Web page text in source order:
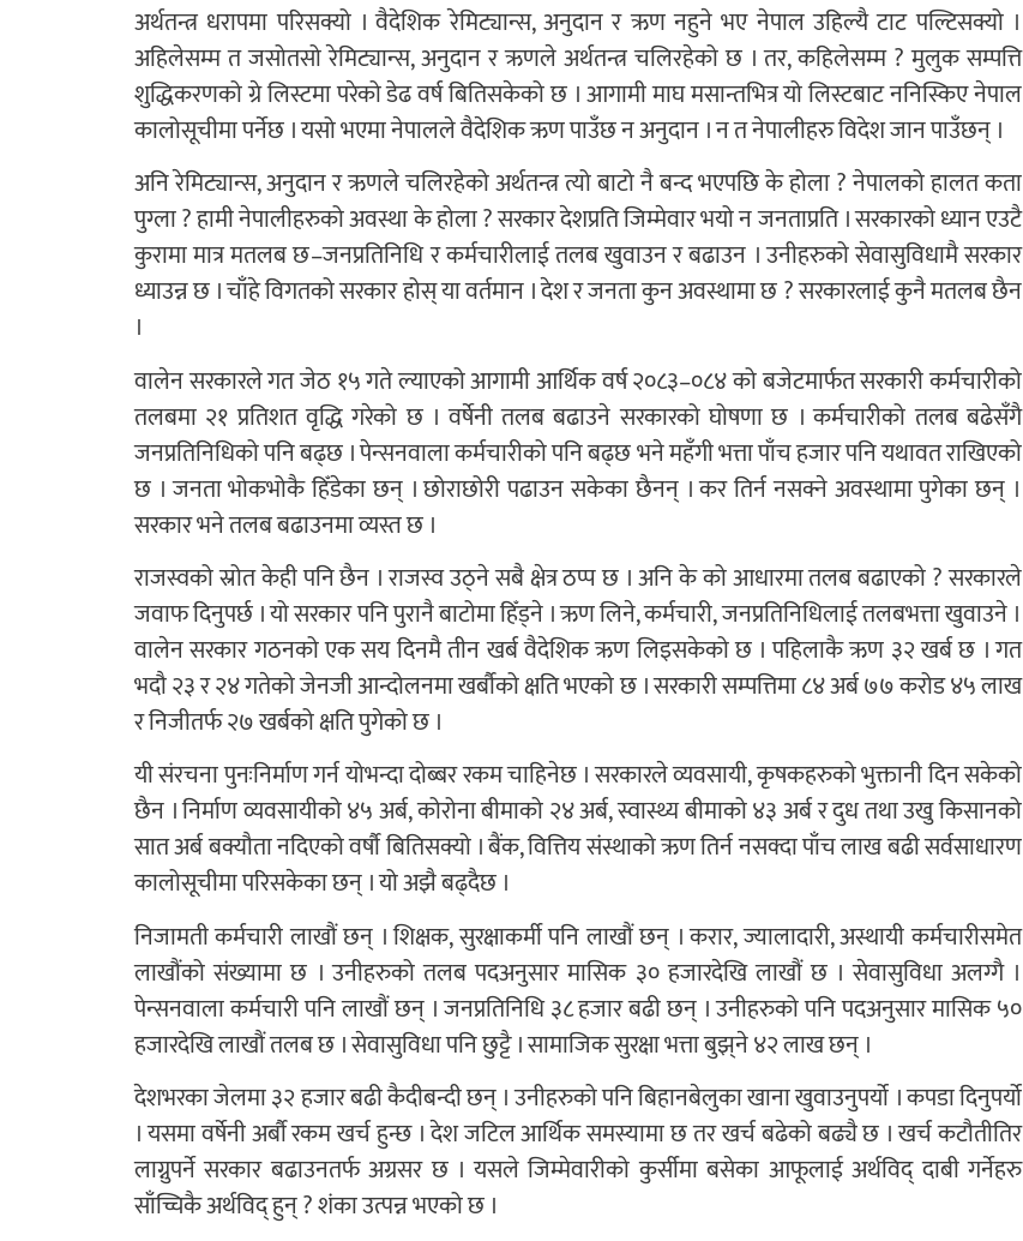
अर्थतन्त्र धरापमा परिसक्यो । वैदेशिक रेमिट्यान्स, अनुदान र ऋण नहुने भए नेपाल उहिल्यै टाट पल्टिसक्यो ।
अहिलेसम्म त जसोतसो रेमिट्यान्स, अनुदान र ऋणले अर्थतन्त्र चलिरहेको छ । तर, कहिलेसम्म ? मुलुक सम्पत्ति
शुद्धिकरणको ग्रे लिस्टमा परेको डेढ वर्ष बितिसकेको छ । आगामी माघ मसान्तभित्र यो लिस्टबाट ननिस्किए नेपाल
कालोसूचीमा पर्नेछ । यसो भएमा नेपालले वैदेशिक ऋण पाउँछ न अनुदान । न त नेपालीहरु विदेश जान पाउँछन् ।
अनि रेमिट्यान्स, अनुदान र ऋणले चलिरहेको अर्थतन्त्र त्यो बाटो नै बन्द भएपछि के होला ? नेपालको हालत कता
पुग्ला ? हामी नेपालीहरुको अवस्था के होला ? सरकार देशप्रति जिम्मेवार भयो न जनताप्रति । सरकारको ध्यान एउटै
कुरामा मात्र मतलब छ–जनप्रतिनिधि र कर्मचारीलाई तलब खुवाउन र बढाउन । उनीहरुको सेवासुविधामै सरकार
ध्याउन्न छ । चाँहे विगतको सरकार होस् या वर्तमान । देश र जनता कुन अवस्थामा छ ? सरकारलाई कुनै मतलब छैन
।
वालेन सरकारले गत जेठ १५ गते ल्याएको आगामी आर्थिक वर्ष २०८३–०८४ को बजेटमार्फत सरकारी कर्मचारीको
तलबमा २१ प्रतिशत वृद्धि गरेको छ । वर्षेनी तलब बढाउने सरकारको घोषणा छ । कर्मचारीको तलब बढेसँगै
जनप्रतिनिधिको पनि बढ्छ । पेन्सनवाला कर्मचारीको पनि बढ्छ भने महँगी भत्ता पाँच हजार पनि यथावत राखिएको
छ । जनता भोकभोकै हिँडेका छन् । छोराछोरी पढाउन सकेका छैनन् । कर तिर्न नसक्ने अवस्थामा पुगेका छन् ।
सरकार भने तलब बढाउनमा व्यस्त छ ।
राजस्वको स्रोत केही पनि छैन । राजस्व उठ्ने सबै क्षेत्र ठप्प छ । अनि के को आधारमा तलब बढाएको ? सरकारले
जवाफ दिनुपर्छ । यो सरकार पनि पुरानै बाटोमा हिँड्ने । ऋण लिने, कर्मचारी, जनप्रतिनिधिलाई तलबभत्ता खुवाउने ।
वालेन सरकार गठनको एक सय दिनमै तीन खर्ब वैदेशिक ऋण लिइसकेको छ । पहिलाकै ऋण ३२ खर्ब छ । गत
भदौ २३ र २४ गतेको जेनजी आन्दोलनमा खर्बौको क्षति भएको छ । सरकारी सम्पत्तिमा ८४ अर्ब ७७ करोड ४५ लाख
र निजीतर्फ २७ खर्बको क्षति पुगेको छ ।
यी संरचना पुनःनिर्माण गर्न योभन्दा दोब्बर रकम चाहिनेछ । सरकारले व्यवसायी, कृषकहरुको भुक्तानी दिन सकेको
छैन । निर्माण व्यवसायीको ४५ अर्ब, कोरोना बीमाको २४ अर्ब, स्वास्थ्य बीमाको ४३ अर्ब र दुध तथा उखु किसानको
सात अर्ब बक्यौता नदिएको वर्षौ बितिसक्यो । बैंक, वित्तिय संस्थाको ऋण तिर्न नसक्दा पाँच लाख बढी सर्वसाधारण
कालोसूचीमा परिसकेका छन् । यो अझै बढ्दैछ ।
निजामती कर्मचारी लाखौं छन् । शिक्षक, सुरक्षाकर्मी पनि लाखौं छन् । करार, ज्यालादारी, अस्थायी कर्मचारीसमेत
लाखौंको संख्यामा छ । उनीहरुको तलब पदअनुसार मासिक ३० हजारदेखि लाखौं छ । सेवासुविधा अलग्गै ।
पेन्सनवाला कर्मचारी पनि लाखौं छन् । जनप्रतिनिधि ३८ हजार बढी छन् । उनीहरुको पनि पदअनुसार मासिक ५०
हजारदेखि लाखौं तलब छ । सेवासुविधा पनि छुट्टै । सामाजिक सुरक्षा भत्ता बुझ्‌ने ४२ लाख छन् ।
देशभरका जेलमा ३२ हजार बढी कैदीबन्दी छन् । उनीहरुको पनि बिहानबेलुका खाना खुवाउनुपर्यो । कपडा दिनुपर्यो
। यसमा वर्षेनी अर्बौ रकम खर्च हुन्छ । देश जटिल आर्थिक समस्यामा छ तर खर्च बढेको बढ्यै छ । खर्च कटौतीतिर
लाग्नुपर्ने सरकार बढाउनतर्फ अग्रसर छ । यसले जिम्मेवारीको कुर्सीमा बसेका आफूलाई अर्थविद् दाबी गर्नेहरु
साँच्चिकै अर्थविद् हुन् ? शंका उत्पन्न भएको छ ।